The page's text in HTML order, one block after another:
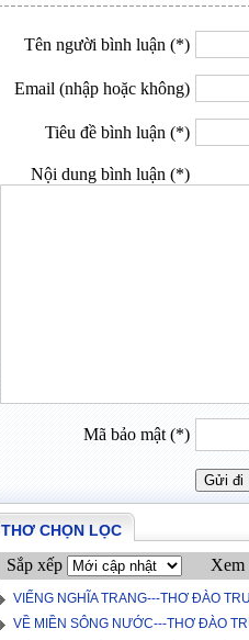
Tên người bình luận (*)
Email (nhập hoặc không)
Tiêu đề bình luận (*)
Nội dung bình luận (*)
Mã bảo mật (*)
THƠ CHỌN LỌC
Sắp xếp Xem
VIẾNG NGHĨA TRANG---THƠ ĐÀO
VỀ MIỀN SÔNG NƯỚC---THƠ ĐÀO